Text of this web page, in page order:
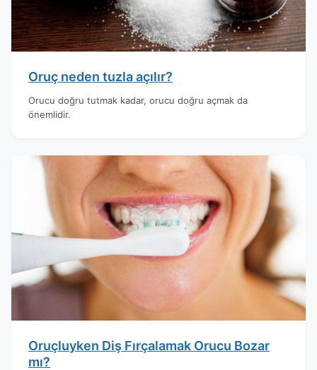
Oruç neden tuzla açılır?
Orucu doğru tutmak kadar, orucu doğru açmak da
önemlidir.
Oruçluyken Diş Fırçalamak Orucu Bozar
mı?